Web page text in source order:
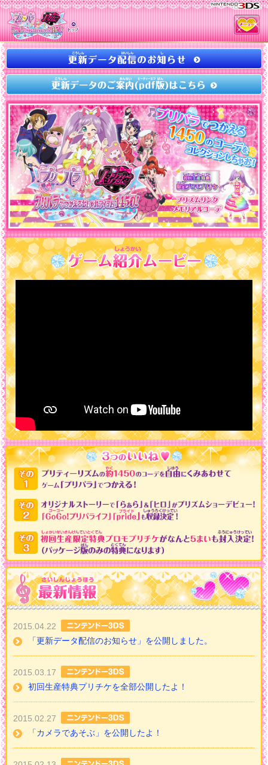
2015.04.22
「更新データ配信のお知らせ」を公開しました。
2015.03.17
初回生産特典プリチケを全部公開したよ！
2015.02.27
「カメラであそぶ」を公開したよ！